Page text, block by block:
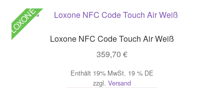
LOXONE
Loxone NFC Code Touch Air Weiß
359,70 €
Enthält 19% MwSt. 19 % DE
zzgl. Versand